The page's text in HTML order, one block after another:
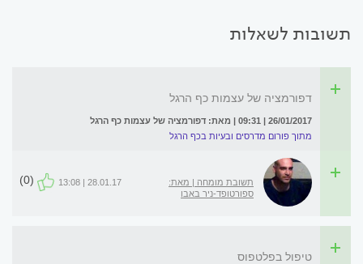
תשובות לשאלות
דפורמציה של עצמות כף הרגל
26/01/2017 | 09:31 | מאת: דפורמציה של עצמות כף הרגל
מתוך פורום מדרסים ובעיות בכף הרגל
תשובת מומחה | מאת:
ספורטופד-ניר באבו
28.01.17 | 13:08
(0)
טיפול בפלטפוס